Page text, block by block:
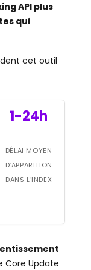
API plus
qui
cet outil
1-24h
DÉLAI MOYEN
D’APPARITION
DANS L’INDEX
Core Update